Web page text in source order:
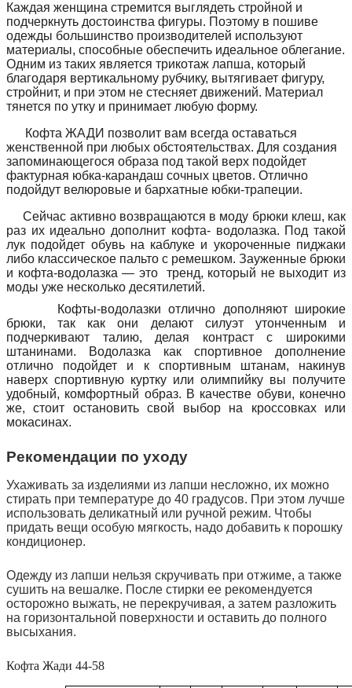
Каждая женщина стремится выглядеть стройной и
подчеркнуть достоинства фигуры. Поэтому в пошиве
одежды большинство производителей используют
материалы, способные обеспечить идеальное облегание.
Одним из таких является трикотаж лапша, который
благодаря вертикальному рубчику, вытягивает фигуру,
стройнит, и при этом не стесняет движений. Материал
тянется по утку и принимает любую форму.
Кофта ЖАДИ позволит вам всегда оставаться
женственной при любых обстоятельствах. Для создания
запоминающегося образа под такой верх подойдет
фактурная юбка-карандаш сочных цветов. Отлично
подойдут велюровые и бархатные юбки-трапеции.
Сейчас активно возвращаются в моду брюки клеш, как
раз их идеально дополнит кофта- водолазка. Под такой
лук подойдет обувь на каблуке и укороченные пиджаки
либо классическое пальто с ремешком. Зауженные брюки
и кофта-водолазка — это тренд, который не выходит из
моды уже несколько десятилетий.
Кофты-водолазки отлично дополняют широкие
брюки, так как они делают силуэт утонченным и
подчеркивают талию, делая контраст с широкими
штанинами. Водолазка как спортивное дополнение
отлично подойдет и к спортивным штанам, накинув
наверх спортивную куртку или олимпийку вы получите
удобный, комфортный образ. В качестве обуви, конечно
же, стоит остановить свой выбор на кроссовках или
мокасинах.
Рекомендации по уходу
Ухаживать за изделиями из лапши несложно, их можно
стирать при температуре до 40 градусов. При этом лучше
использовать деликатный или ручной режим. Чтобы
придать вещи особую мягкость, надо добавить к порошку
кондиционер.
Одежду из лапши нельзя скручивать при отжиме, а также
сушить на вешалке. После стирки ее рекомендуется
осторожно выжать, не перекручивая, а затем разложить
на горизонтальной поверхности и оставить до полного
высыхания.
Кофта Жади 44-58